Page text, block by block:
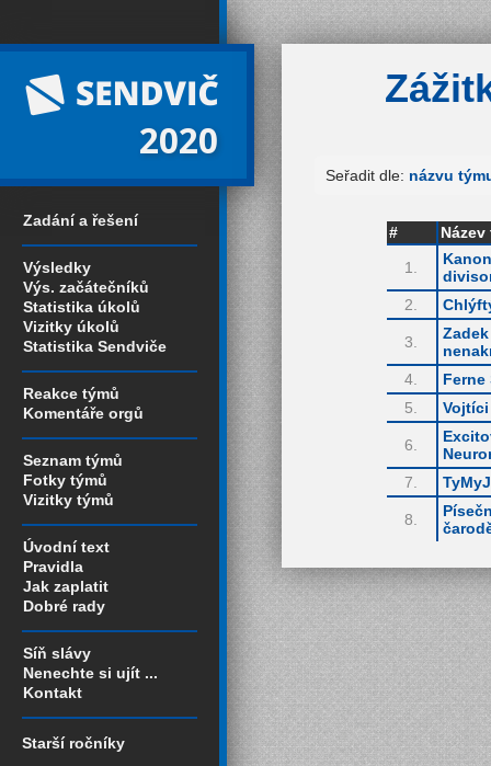
2020
Zadání a řešení
Výsledky
Výs. začátečníků
Statistika úkolů
Vizitky úkolů
Statistika Sendviče
Reakce týmů
Komentáře orgů
Seznam týmů
Fotky týmů
Vizitky týmů
Úvodní text
Pravidla
Jak zaplatit
Dobré rady
Síň slávy
Nenechte si ujít ...
Kontakt
Starší ročníky
Seřadit dle: názvu
#
1.
2.
3.
Zadek
4.
Ferne
5.
Vojtíci
6.
7.
8.